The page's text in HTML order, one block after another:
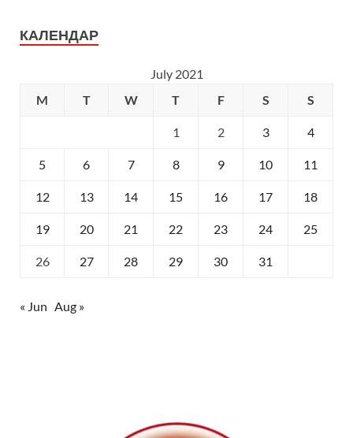
КАЛЕНДАР
July 2021
M
T W T F S S
1 2 3 4
5 6 7 8 9 10 11
12 13 14 15 16 17 18
19 20 21 22 23 24 25
26 27 28 29 30 31
« Jun Aug »